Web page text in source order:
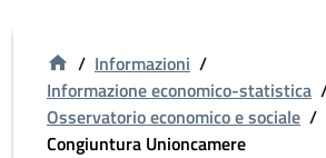
/ Informazioni /
Informazione economico-statistica
Osservatorio economico e sociale /
Congiuntura Unioncamere